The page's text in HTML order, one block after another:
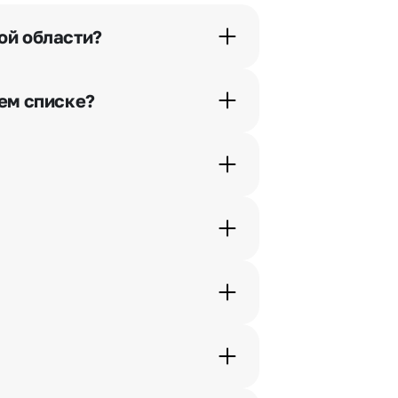
области?
списке?